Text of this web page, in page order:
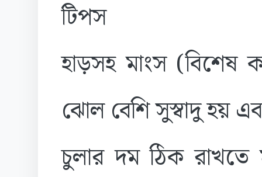
টিপস
হাড়সহ মাংস (বিশেষ
ঝোল বেশি সুস্বাদু হয়
চুলার দম ঠিক রাখতে